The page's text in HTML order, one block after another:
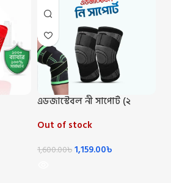
এডজাস্টেবল নী সাপোর্ট (২
Out of stock
1,600.00৳1,159.00৳